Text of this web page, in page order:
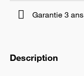
Garantie 3 ans
Description